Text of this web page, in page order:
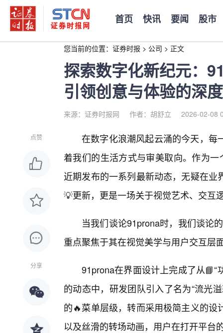
首页 快讯 要闻 股市
您当前的位置： 证券时报 > 公司 > 正文
探索数字化新纪元：
引领创意与体验的深
来源：证券时报网 作者：胡舒立 2026-02-08
点赞
分享
在数字化浪潮风起云涌的今天，每
着我们的生活方式与审美取向。作为
近期发布的一系列最新动态，无疑在
💡更新，更是一场关于视觉艺术、交互
当我们谈论91prona时，我们谈论
重点聚焦于其在视觉美学与用户交互层
91prona在界面设计上完成了从📘“
的动态中，研发团队引入了名为“流光
的🔥菜单层级，转而采用极简主义的
以及丝滑的转场动画，用户在打开平台